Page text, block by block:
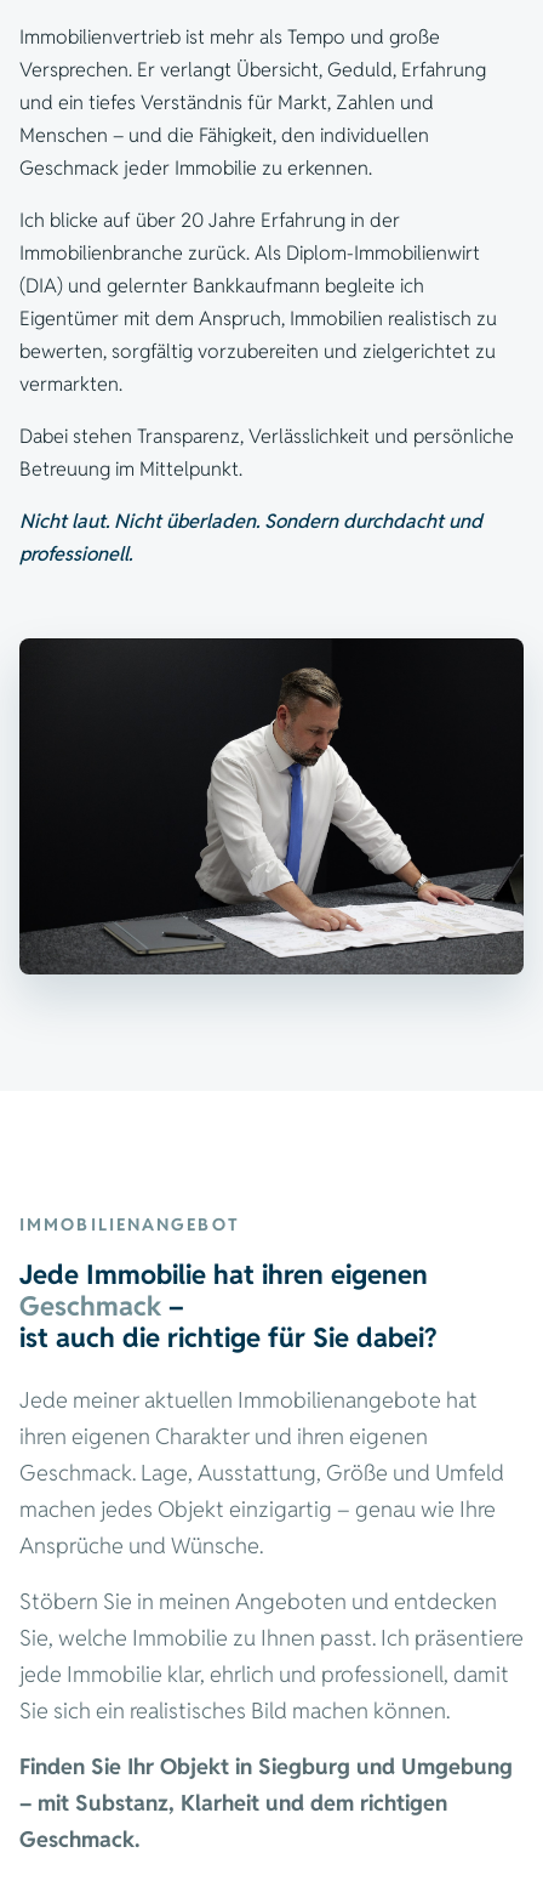
Immobilienvertrieb ist mehr als Tempo und große
Versprechen. Er verlangt Übersicht, Geduld, Erfahrung
und ein tiefes Verständnis für Markt, Zahlen und
Menschen – und die Fähigkeit, den individuellen
Geschmack jeder Immobilie zu erkennen.
Ich blicke auf über 20 Jahre Erfahrung in der
Immobilienbranche zurück. Als Diplom-Immobilienwirt
(DIA) und gelernter Bankkaufmann begleite ich
Eigentümer mit dem Anspruch, Immobilien realistisch zu
bewerten, sorgfältig vorzubereiten und zielgerichtet zu
vermarkten.
Dabei stehen Transparenz, Verlässlichkeit und persönliche
Betreuung im Mittelpunkt.
Nicht laut. Nicht überladen. Sondern durchdacht und
professionell.
IMMOBILIENANGEBOT
Jede Immobilie hat ihren eigenen
Geschmack –
ist auch die richtige für Sie dabei?
Jede meiner aktuellen Immobilienangebote hat
ihren eigenen Charakter und ihren eigenen
Geschmack. Lage, Ausstattung, Größe und Umfeld
machen jedes Objekt einzigartig – genau wie Ihre
Ansprüche und Wünsche.
Stöbern Sie in meinen Angeboten und entdecken
Sie, welche Immobilie zu Ihnen passt. Ich präsentiere
jede Immobilie klar, ehrlich und professionell, damit
Sie sich ein realistisches Bild machen können.
Finden Sie Ihr Objekt in Siegburg und Umgebung
– mit Substanz, Klarheit und dem richtigen
Geschmack.